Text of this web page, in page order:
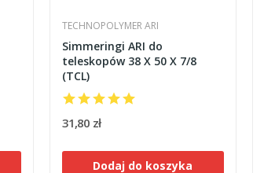
TECHNOPOLYMER ARI
Simmeringi ARI do
teleskopów 38 X 50 X 7/8
(TCL)
31,80 zł
Dodaj do koszyka